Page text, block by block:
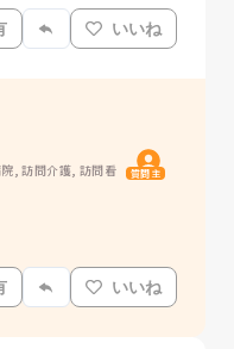
いいね
, 訪問介護, 訪問看 質問主
いいね